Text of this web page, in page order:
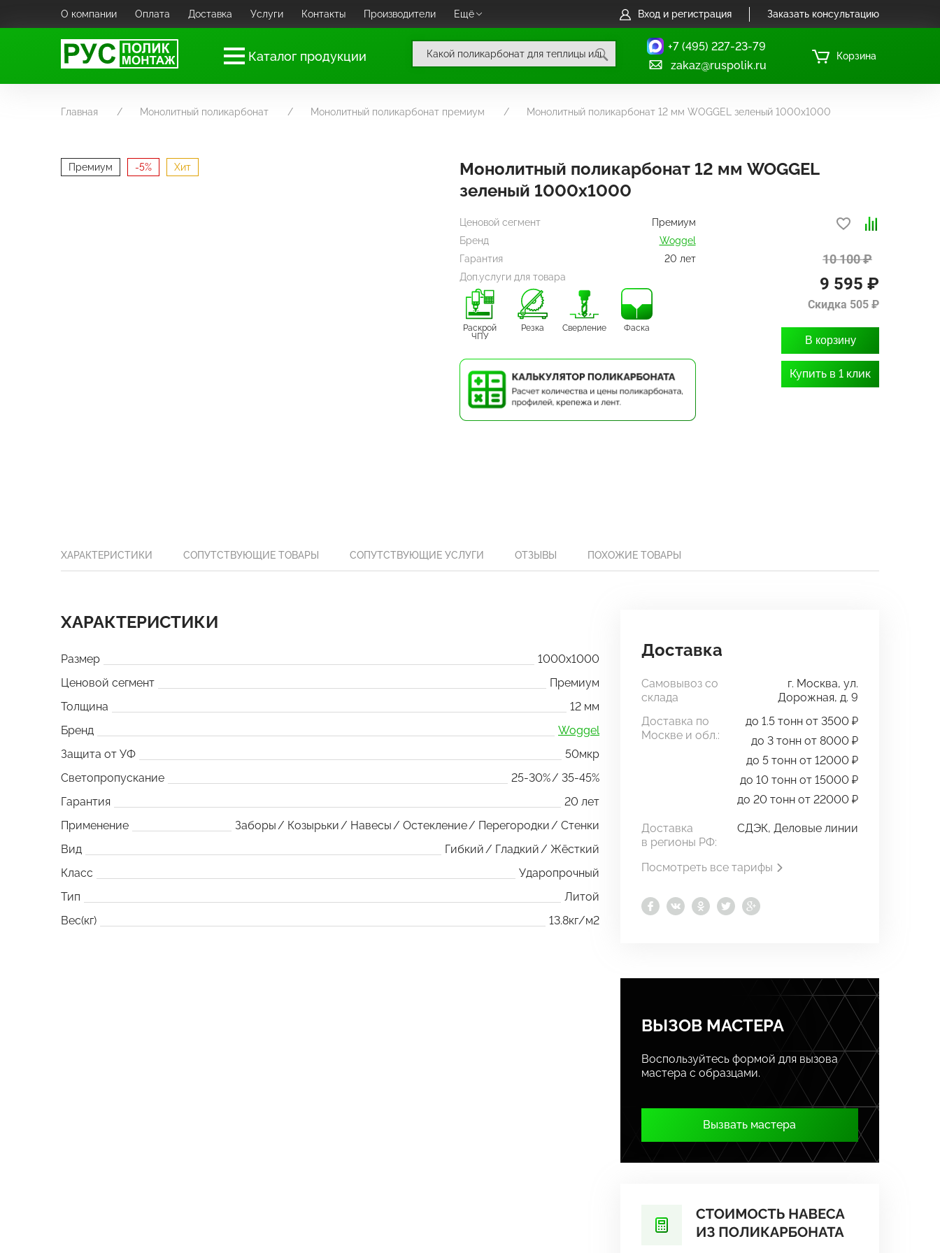
О компании Оплата Доставка Услуги Контакты Производители Ещё Вход и регистрация Заказать консультацию
Каталог продукции
+7 (495) 227-23-79
zakaz@ruspolik.ru
Корзина
Главная Монолитный поликарбонат Монолитный поликарбонат премиум Монолитный поликарбонат 12 мм WOGGEL зеленый 1000х1000
Премиум -5% Хит
Монолитный поликарбонат 12 мм WOGGEL
зеленый 1000х1000
Ценовой сегмент
Премиум
Бренд
Woggel
Гарантия
20 лет
Доп.услуги для товара
Раскрой
ЧПУ
Резка Сверление Фаска
10 100 ₽
9 595 ₽
Скидка 505 ₽
В корзину
Купить в 1 клик
ХАРАКТЕРИСТИКИ СОПУТСТВУЮЩИЕ ТОВАРЫ СОПУТСТВУЮЩИЕ УСЛУГИ ОТЗЫВЫ ПОХОЖИЕ ТОВАРЫ
ХАРАКТЕРИСТИКИ
Размер
1000x1000
Ценовой сегмент
Премиум
Толщина
12 мм
Бренд
Woggel
Защита от УФ
50мкр
Светопропускание
25-30%
35-45%
Гарантия
20 лет
Применение
Заборы Козырьки Навесы Остекление Перегородки
Стенки
Вид
Гибкий Гладкий
Жёсткий
Класс
Ударопрочный
Тип
Литой
Вес(кг)
13.8кг/м2
Доставка
Самовывоз со
склада
г. Москва, ул.
Дорожная, д. 9
Доставка по
Москве и обл.:
до 1.5 тонн от 3500 ₽
до 3 тонн от 8000 ₽
до 5 тонн от 12000 ₽
до 10 тонн от 15000 ₽
до 20 тонн от 22000 ₽
Доставка
в регионы РФ:
СДЭК, Деловые линии
Посмотреть все тарифы
ВЫЗОВ МАСТЕРА
Воспользуйтесь формой для вызова
мастера с образцами.
Вызвать мастера